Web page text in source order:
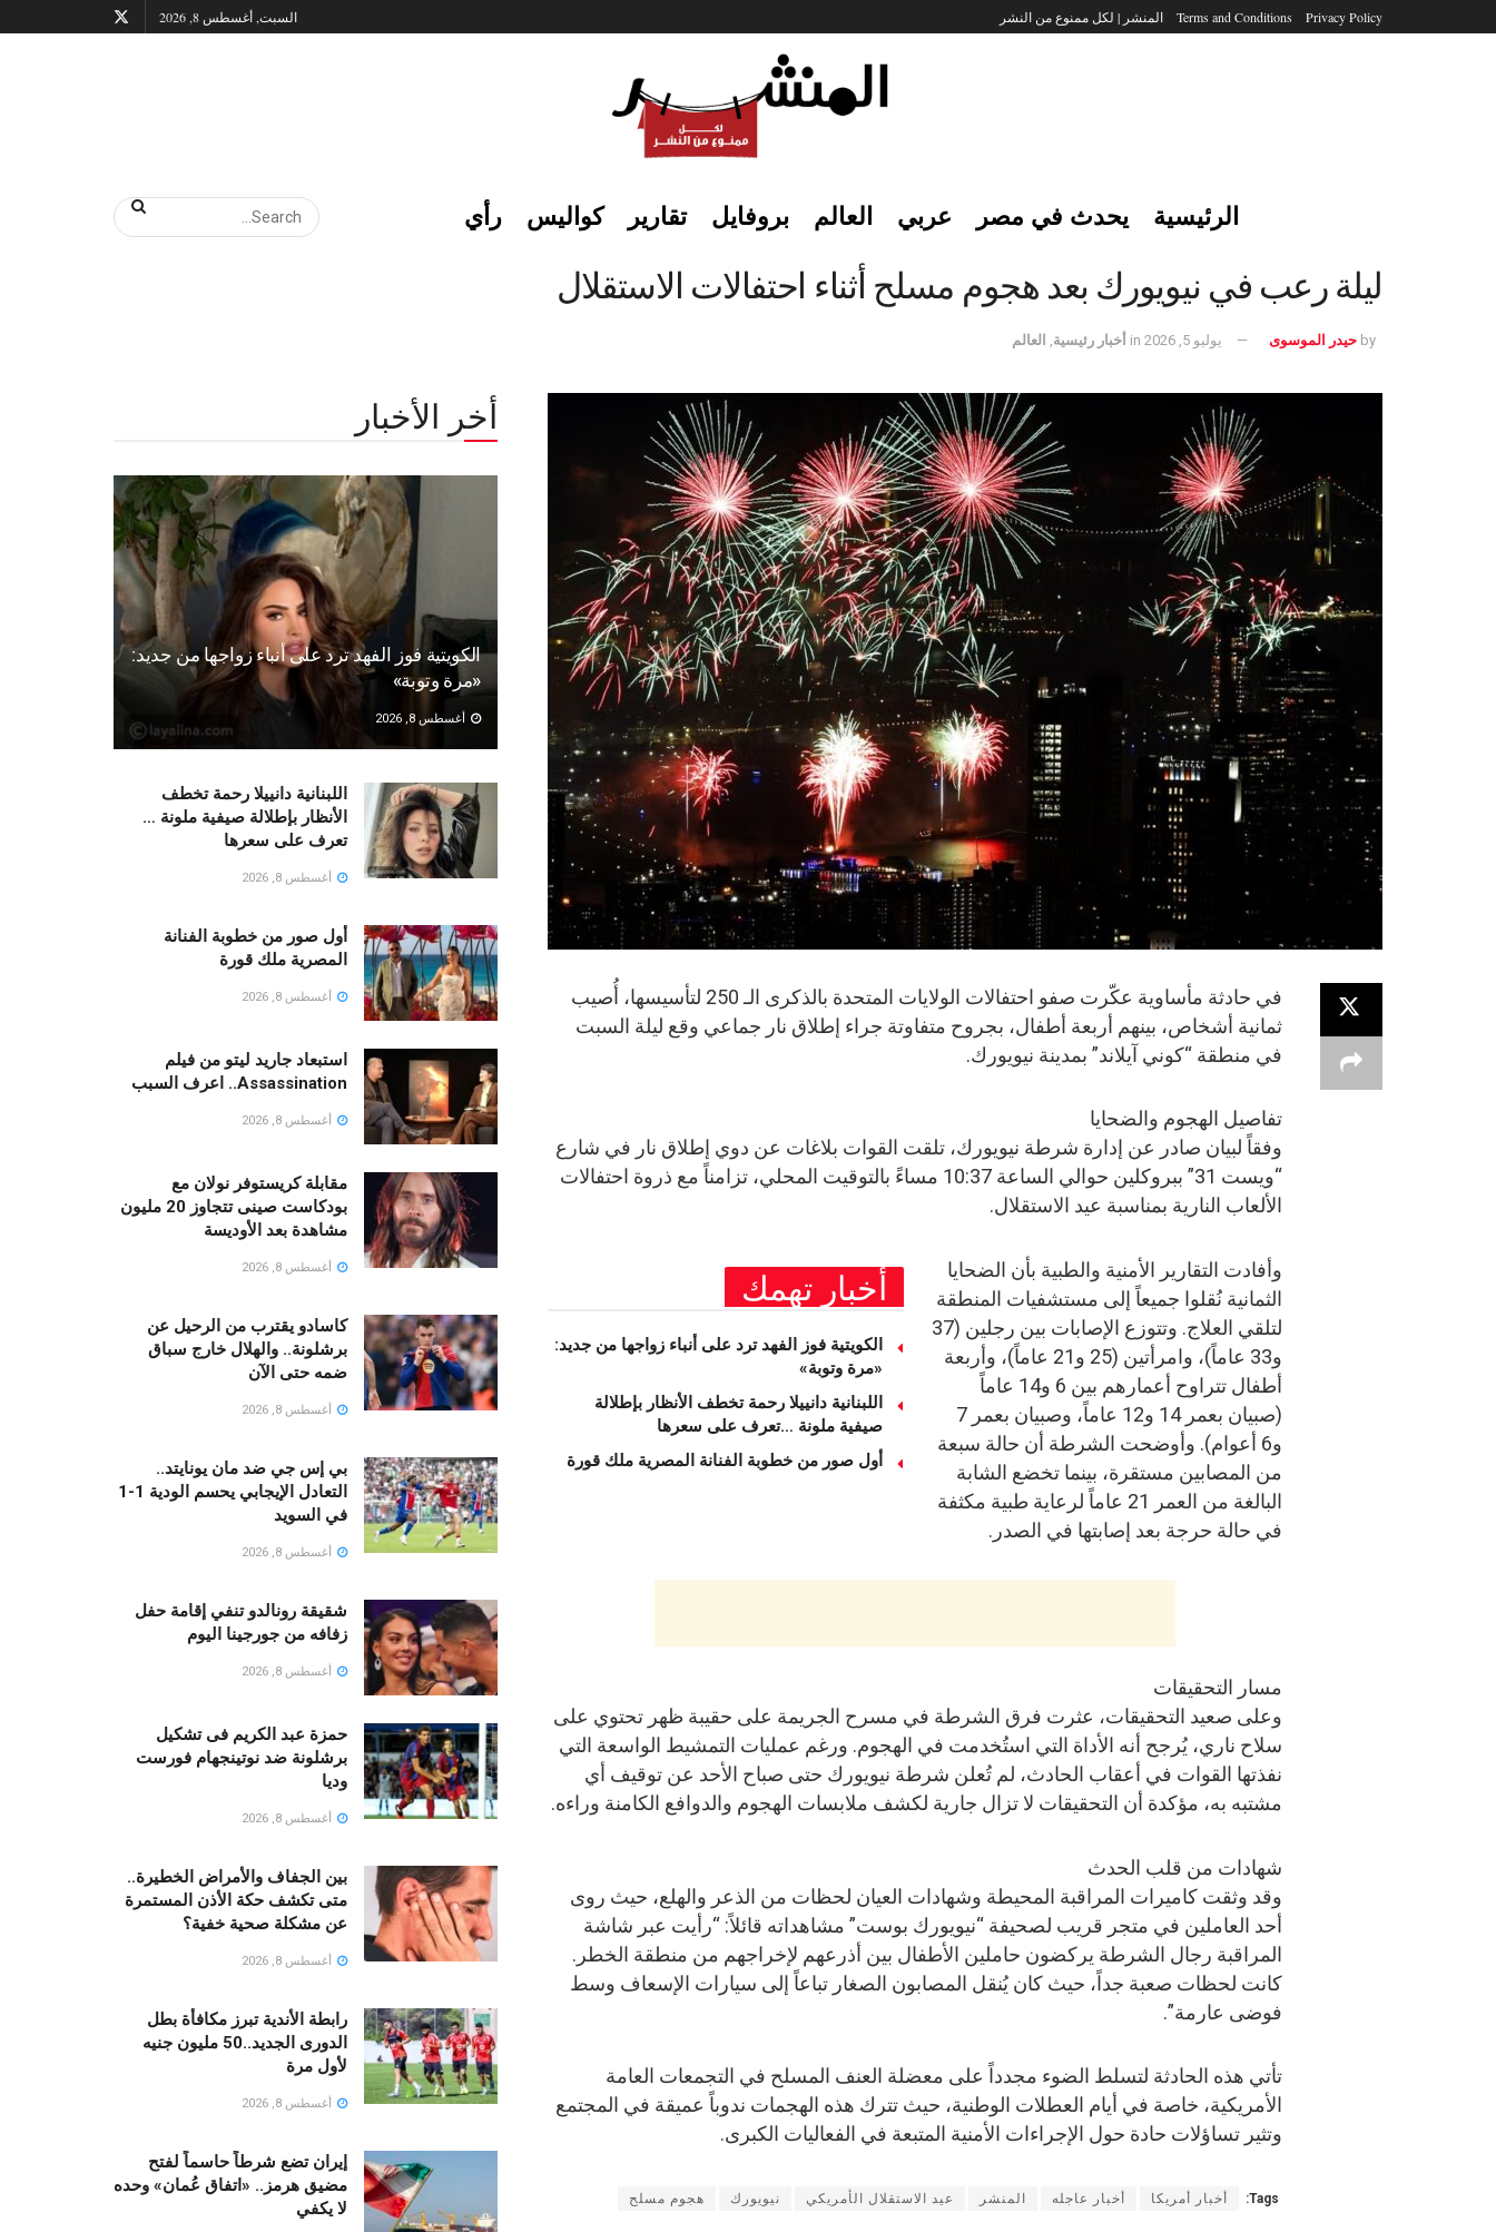
Privacy Policy
Terms and Conditions المنشر | لكل ممنوع من النشر السبت, أغسطس 8, 2026
الرئيسية يحدث في مصر عربي العالم بروفايل تقارير كواليس رأي
ليلة رعب في نيويورك بعد هجوم مسلح أثناء احتفالات الاستقلال
by حيدر الموسوى يوليو 5, 2026 in أخبار رئيسية العالم
في حادثة مأساوية عكّرت صفو احتفالات الولايات المتحدة بالذكرى الـ 250 لتأسيسها، أُصيب
ثمانية أشخاص، بينهم أربعة أطفال، بجروح متفاوتة جراء إطلاق نار جماعي وقع ليلة السبت
في منطقة “كوني آيلاند” بمدينة نيويورك.
تفاصيل الهجوم والضحايا
وفقاً لبيان صادر عن إدارة شرطة نيويورك، تلقت القوات بلاغات عن دوي إطلاق نار في شارع
“ويست 31” ببروكلين حوالي الساعة 10:37 مساءً بالتوقيت المحلي، تزامناً مع ذروة احتفالات
الألعاب النارية بمناسبة عيد الاستقلال.
أخبار تهمك
الكويتية فوز الفهد ترد على أنباء زواجها من جديد:
«مرة وتوبة» ‏
اللبنانية دانييلا رحمة تخطف الأنظار بإطلالة
صيفية ملونة …تعرف على سعرها
أول صور من خطوبة الفنانة المصرية ملك قورة
وأفادت التقارير الأمنية والطبية بأن الضحايا
الثمانية نُقلوا جميعاً إلى مستشفيات المنطقة
لتلقي العلاج. وتتوزع الإصابات بين رجلين (37
و33 عاماً)، وامرأتين (25 و21 عاماً)، وأربعة
أطفال تتراوح أعمارهم بين 6 و14 عاماً
(صبيان بعمر 14 و12 عاماً، وصبيان بعمر 7
و6 أعوام). وأوضحت الشرطة أن حالة سبعة
من المصابين مستقرة، بينما تخضع الشابة
البالغة من العمر 21 عاماً لرعاية طبية مكثفة
في حالة حرجة بعد إصابتها في الصدر.
مسار التحقيقات
وعلى صعيد التحقيقات، عثرت فرق الشرطة في مسرح الجريمة على حقيبة ظهر تحتوي على
سلاح ناري، يُرجح أنه الأداة التي استُخدمت في الهجوم. ورغم عمليات التمشيط الواسعة التي
نفذتها القوات في أعقاب الحادث، لم تُعلن شرطة نيويورك حتى صباح الأحد عن توقيف أي
مشتبه به، مؤكدة أن التحقيقات لا تزال جارية لكشف ملابسات الهجوم والدوافع الكامنة وراءه.
شهادات من قلب الحدث
وقد وثقت كاميرات المراقبة المحيطة وشهادات العيان لحظات من الذعر والهلع، حيث روى
أحد العاملين في متجر قريب لصحيفة “نيويورك بوست” مشاهداته قائلاً: “رأيت عبر شاشة
المراقبة رجال الشرطة يركضون حاملين الأطفال بين أذرعهم لإخراجهم من منطقة الخطر.
كانت لحظات صعبة جداً، حيث كان يُنقل المصابون الصغار تباعاً إلى سيارات الإسعاف وسط
فوضى عارمة”.
تأتي هذه الحادثة لتسلط الضوء مجدداً على معضلة العنف المسلح في التجمعات العامة
الأمريكية، خاصة في أيام العطلات الوطنية، حيث تترك هذه الهجمات ندوباً عميقة في المجتمع
وتثير تساؤلات حادة حول الإجراءات الأمنية المتبعة في الفعاليات الكبرى.
Tags: أخبار أمريكا أخبار عاجله المنشر عيد الاستقلال الأمريكي نيويورك هجوم مسلح
أخر الأخبار
الكويتية فوز الفهد ترد على أنباء زواجها من جديد:
«مرة وتوبة» ‏
أغسطس 8, 2026
اللبنانية دانييلا رحمة تخطف
الأنظار بإطلالة صيفية ملونة …
تعرف على سعرها
أغسطس 8, 2026
أول صور من خطوبة الفنانة
المصرية ملك قورة
أغسطس 8, 2026
استبعاد جاريد ليتو من فيلم
Assassination.. اعرف السبب
أغسطس 8, 2026
مقابلة كريستوفر نولان مع
بودكاست صينى تتجاوز 20 مليون
مشاهدة بعد الأوديسة
أغسطس 8, 2026
كاسادو يقترب من الرحيل عن
برشلونة.. والهلال خارج سباق
ضمه حتى الآن
أغسطس 8, 2026
بي إس جي ضد مان يونايتد..
التعادل الإيجابي يحسم الودية 1-1
في السويد
أغسطس 8, 2026
شقيقة رونالدو تنفي إقامة حفل
زفافه من جورجينا اليوم
أغسطس 8, 2026
حمزة عبد الكريم فى تشكيل
برشلونة ضد نوتينجهام فورست
وديا
أغسطس 8, 2026
بين الجفاف والأمراض الخطيرة..
متى تكشف حكة الأذن المستمرة
عن مشكلة صحية خفية؟
أغسطس 8, 2026
رابطة الأندية تبرز مكافأة بطل
الدورى الجديد..50 مليون جنيه
لأول مرة
أغسطس 8, 2026
إيران تضع شرطاً حاسماً لفتح
مضيق هرمز.. «اتفاق عُمان» وحده
لا يكفي